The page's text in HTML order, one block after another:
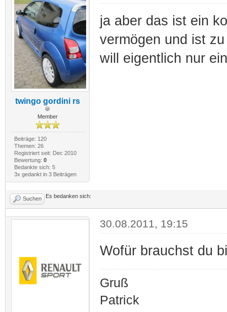
twingo gordini rs
Member
Beiträge: 120
Themen: 26
Registriert seit: Dec 2010
Bewertung: 0
Bedankte sich: 5
3x gedankt in 3 Beiträgen
ja aber das ist ein
vermögen und ist
will eigentlich nur
Suchen Es bedanken sich:
30.08.2011, 19:15
Wofür brauchst du
Gruß
Patrick